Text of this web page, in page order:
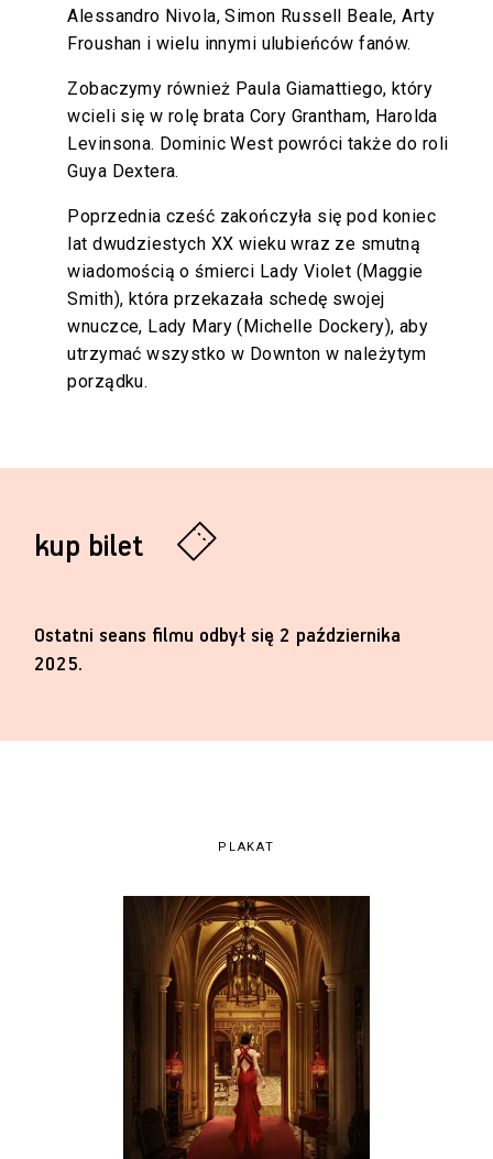
kup bilet
Ostatni seans filmu odbył się 2 października
2025.
PLAKAT
Alessandro Nivola, Simon Russell Beale, Arty
Froushan i wielu innymi ulubieńców fanów.
Zobaczymy również Paula Giamattiego, który
wcieli się w rolę brata Cory Grantham, Harolda
Levinsona. Dominic West powróci także do roli
Guya Dextera.
Poprzednia cześć zakończyła się pod koniec
lat dwudziestych XX wieku wraz ze smutną
wiadomością o śmierci Lady Violet (Maggie
Smith), która przekazała schedę swojej
wnuczce, Lady Mary (Michelle Dockery), aby
utrzymać wszystko w Downton w należytym
porządku.